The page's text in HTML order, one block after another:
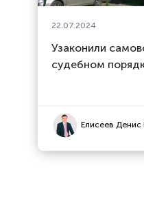
22.07.2024
Узаконили
судебном
Елисеев